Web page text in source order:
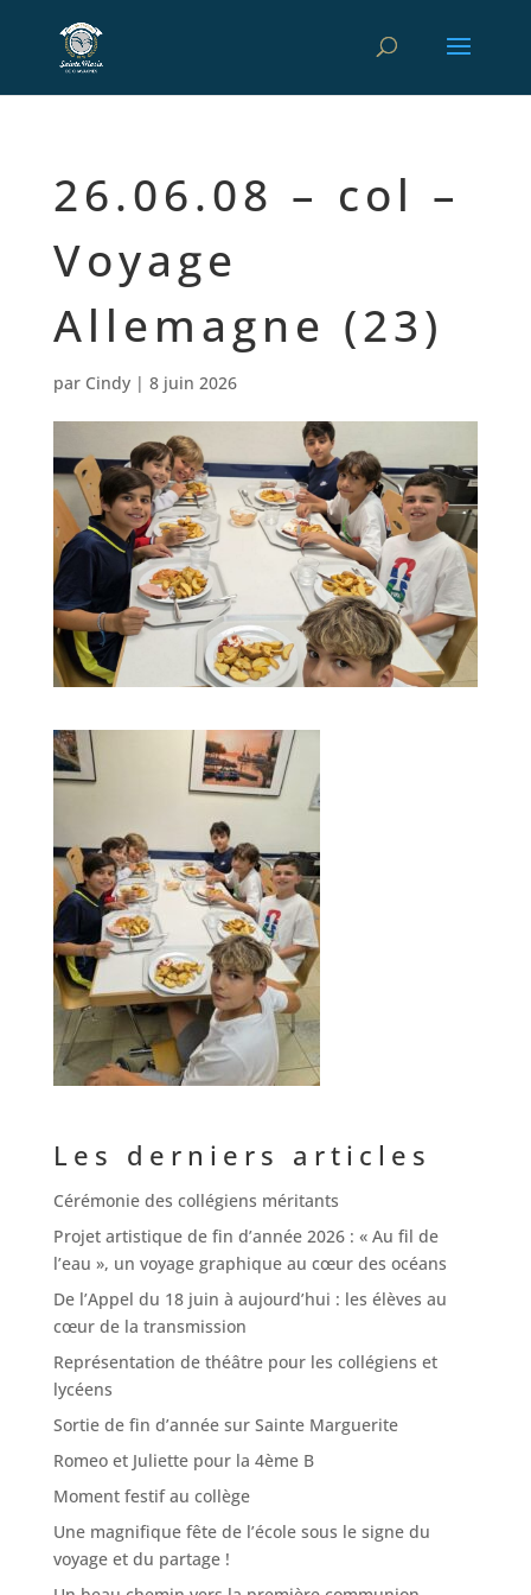
26.06.08 – col –
Voyage
Allemagne (23)
par Cindy| 8 juin 2026
Les derniers articles
Cérémonie des collégiens méritants
Projet artistique de fin d’année 2026 : « Au fil de
l’eau », un voyage graphique au cœur des océans
De l’Appel du 18 juin à aujourd’hui : les élèves au
cœur de la transmission
Représentation de théâtre pour les collégiens et
lycéens
Sortie de fin d’année sur Sainte Marguerite
Romeo et Juliette pour la 4ème B
Moment festif au collège
Une magnifique fête de l’école sous le signe du
voyage et du partage !